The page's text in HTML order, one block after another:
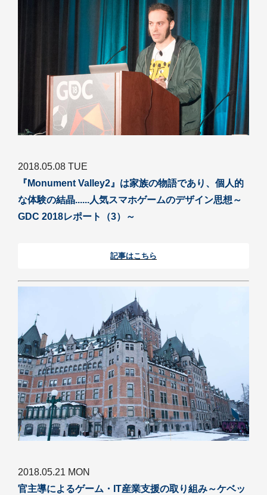
2018.05.08 TUE
『Monument Valley2』は家族の物語であり、個人的
な体験の結晶......人気スマホゲームのデザイン思想～
GDC 2018レポート（3）～
記事はこちら
2018.05.21 MON
官主導によるゲーム・IT産業支援の取り組み～ケベッ